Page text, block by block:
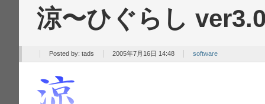
涼〜ひぐらし
Posted by:tads 2005年7月16日 14:48 software